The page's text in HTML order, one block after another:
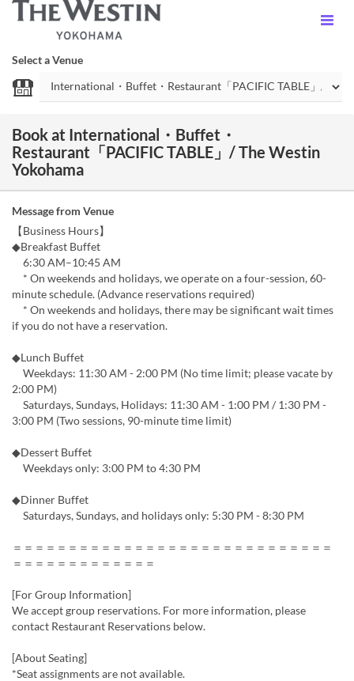
Select a Venue
Book at International・Buffet・
Restaurant「PACIFIC TABLE」/ The Westin
Yokohama
Message from Venue
【Business Hours】
◆Breakfast Buffet
6:30 AM–10:45 AM
* On weekends and holidays, we operate on a four-session, 60-
minute schedule. (Advance reservations required)
* On weekends and holidays, there may be significant wait times
if you do not have a reservation.
◆Lunch Buffet
Weekdays: 11:30 AM - 2:00 PM (No time limit; please vacate by
2:00 PM)
Saturdays, Sundays, Holidays: 11:30 AM - 1:00 PM / 1:30 PM -
3:00 PM (Two sessions, 90-minute time limit)
◆Dessert Buffet
Weekdays only: 3:00 PM to 4:30 PM
◆Dinner Buffet
Saturdays, Sundays, and holidays only: 5:30 PM - 8:30 PM
＝＝＝＝＝＝＝＝＝＝＝＝＝＝＝＝＝＝＝＝＝＝＝＝＝＝＝＝＝
＝＝＝＝＝＝＝＝＝＝＝＝＝
[For Group Information]
We accept group reservations. For more information, please
contact Restaurant Reservations below.
[About Seating]
*Seat assignments are not available.